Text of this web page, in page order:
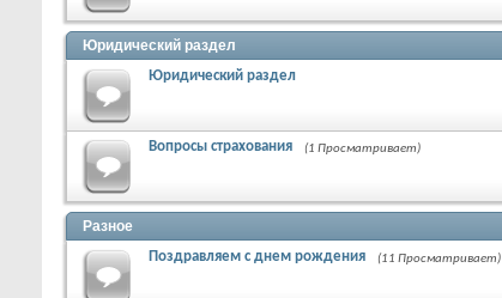
Юридический раздел
Юридический раздел
Вопросы страхования (1 Просматривает)
Разное
Поздравляем с днем рождения (11 Просматривает)